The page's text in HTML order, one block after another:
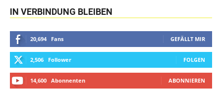
IN VERBINDUNG BLEIBEN
20,694 Fans GEFÄLLT MIR
2,506 Follower FOLGEN
14,600 Abonnenten ABONNIEREN